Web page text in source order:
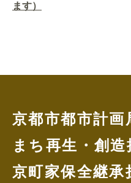
ます）
京都市都市計画
まち再生・創造
京町家保全継承